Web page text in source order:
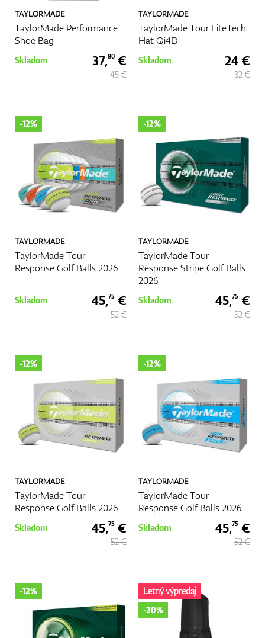
Bagy
Vozíky
GPS/Zameriavače
Príslušenstvo
TAYLORMADE
TaylorMade Performance
Shoe Bag
Skladom 37,80 €
45 €
TAYLORMADE
TaylorMade Tour LiteTech
Hat Qi4D
Skladom 24 €
32 €
TAYLORMADE
TaylorMade Tour
Response Golf Balls 2026
-12%
Skladom 45,75 €
52 €
TAYLORMADE
TaylorMade Tour
Response Stripe Golf Balls
2026
-12%
Skladom 45,75 €
52 €
TAYLORMADE
TaylorMade Tour
Response Golf Balls 2026
-12%
Skladom 45,75 €
52 €
TAYLORMADE
TaylorMade Tour
Response Golf Balls 2026
-12%
Skladom 45,75 €
52 €
-12%
Letný výpredaj
-20%